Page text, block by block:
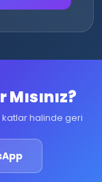
katlar halinde geri